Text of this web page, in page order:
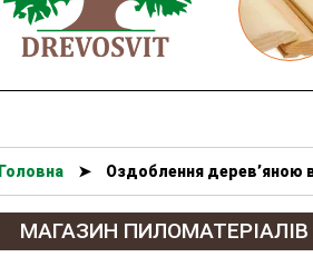
Головна ➤ Оздоблення дерев’яною
МАГАЗИН ПИЛОМАТЕРІАЛІВ